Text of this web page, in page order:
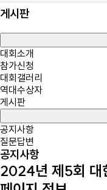
게시판
대회소개
참가신청
대회갤러리
역대수상자
게시판
공지사항
질문답변
공지사항
2024년 제5회 대